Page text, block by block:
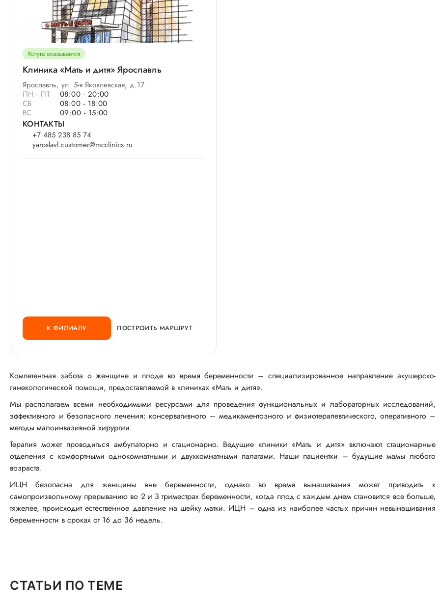
Услуга оказывается
Клиника «Мать и дитя» Ярославль
Ярославль, ул. 5-я Яковлевская, д.17
ПН - ПТ
08:00 - 20:00
СБ
08:00 - 18:00
ВС
09:00 - 15:00
КОНТАКТЫ
+7 485 238 85 74
yaroslavl.customer@mcclinics.ru
К ФИЛИАЛУ ПОСТРОИТЬ МАРШРУТ
Компетентная забота о женщине и плоде во время беременности – специализированное направление акушерско-
гинекологической помощи, предоставляемой в клиниках «Мать и дитя».
Мы располагаем всеми необходимыми ресурсами для проведения функциональных и лабораторных исследований,
эффективного и безопасного лечения: консервативного – медикаментозного и физиотерапевтического, оперативного –
методы малоинвазивной хирургии.
Терапия может проводиться амбулаторно и стационарно. Ведущие клиники «Мать и дитя» включают стационарные
отделения с комфортными однокомнатными и двухкомнатными палатами. Наши пациентки – будущие мамы любого
возраста.
ИЦН безопасна для женщины вне беременности, однако во время вынашивания может приводить к
самопроизвольному прерыванию во 2 и 3 триместрах беременности, когда плод с каждым днем становится все больше,
тяжелее, происходит естественное давление на шейку матки. ИЦН – одна из наиболее частых причин невынашивания
беременности в сроках от 16 до 36 недель.
СТАТЬИ ПО ТЕМЕ